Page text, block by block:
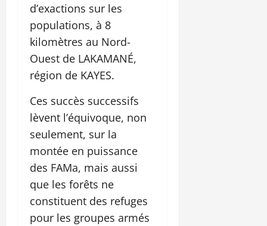
d’exactions sur les
populations, à 8
kilomètres au Nord-
Ouest de LAKAMANÉ,
région de KAYES.
Ces succès successifs
lèvent l’équivoque, non
seulement, sur la
montée en puissance
des FAMa, mais aussi
que les forêts ne
constituent des refuges
pour les groupes armés